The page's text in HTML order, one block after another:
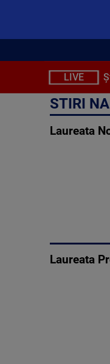
LIVE
STIRI
Laureata
Laureata